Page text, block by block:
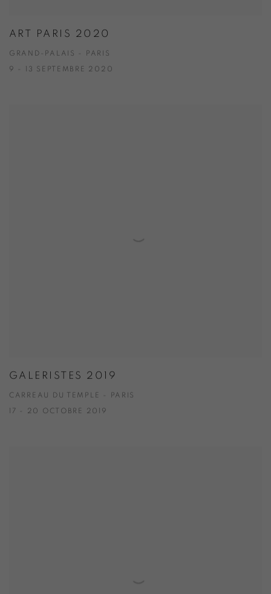
ART PARIS 2020
GRAND-PALAIS - PARIS
9 - 13 SEPTEMBRE 2020
GALERISTES 2019
CARREAU DU TEMPLE - PARIS
17 - 20 OCTOBRE 2019